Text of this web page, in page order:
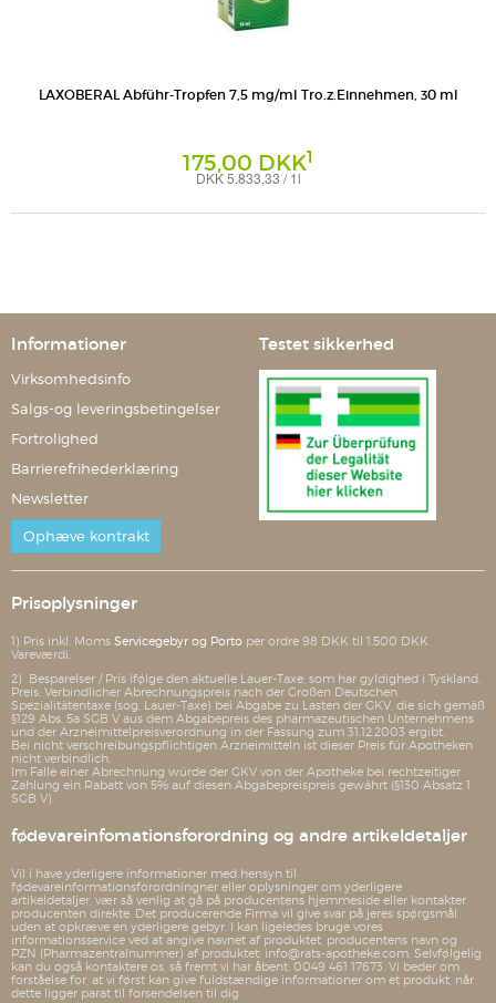
LAXOBERAL Abführ-Tropfen 7,5 mg/ml Tro.z.Einnehmen, 30 ml
175,00 DKK1
DKK 5.833,33 / 1l
A. Nattermann & Cie GmbH
Informationer
Virksomhedsinfo
Salgs-og leveringsbetingelser
Fortrolighed
Barrierefrihederklæring
Newsletter
Ophæve kontrakt
Testet sikkerhed
Prisoplysninger
1) Pris inkl. Moms Servicegebyr og Porto per ordre 98 DKK til 1.500 DKK
Vareværdi.
2) Besparelser / Pris ifølge den aktuelle Lauer-Taxe, som har gyldighed i Tyskland.
Preis: Verbindlicher Abrechnungspreis nach der Großen Deutschen
Spezialitätentaxe (sog. Lauer-Taxe) bei Abgabe zu Lasten der GKV, die sich gemäß
§129 Abs. 5a SGB V aus dem Abgabepreis des pharmazeutischen Unternehmens
und der Arzneimittelpreisverordnung in der Fassung zum 31.12.2003 ergibt.
Bei nicht verschreibungspflichtigen Arzneimitteln ist dieser Preis für Apotheken
nicht verbindlich.
Im Falle einer Abrechnung würde der GKV von der Apotheke bei rechtzeitiger
Zahlung ein Rabatt von 5% auf diesen Abgabepreispreis gewährt (§130 Absatz 1
SGB V).
fødevareinfomationsforordning og andre artikeldetaljer
Vil i have yderligere informationer med hensyn til
fødevareinformationsforordningner eller oplysninger om yderligere
artikeldetaljer, vær så venlig at gå på producentens hjemmeside eller kontakter
producenten direkte. Det producerende Firma vil give svar på jeres spørgsmål
uden at opkræve en yderligere gebyr. I kan ligeledes bruge vores
informationsservice ved at angive navnet af produktet, producentens navn og
PZN (Pharmazentralnummer) af produktet: info@rats-apotheke.com. Selvfølgelig
kan du også kontaktere os, så fremt vi har åbent: 0049 461 17673. Vi beder om
forståelse for, at vi først kan give fuldstændige informationer om et produkt, når
dette ligger parat til forsendelsen til dig